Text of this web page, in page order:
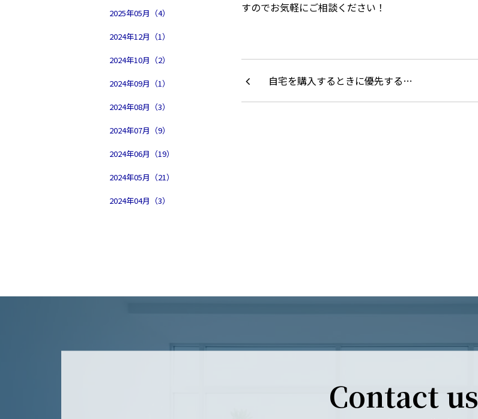
2025年05月（4）
2024年12月（1）
2024年10月（2）
2024年09月（1）
2024年08月（3）
2024年07月（9）
2024年06月（19）
2024年05月（21）
2024年04月（3）
すのでお気軽にご相談ください！
自宅を購入するときに優先する…
Contact us